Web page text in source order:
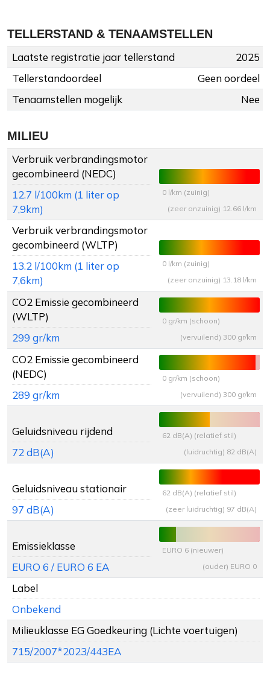
TELLERSTAND & TENAAMSTELLEN
Laatste registratie jaar tellerstand
2025
Tellerstandoordeel
Geen oordeel
Tenaamstellen mogelijk
Nee
MILIEU
Verbruik verbrandingsmotor
gecombineerd (NEDC)
12.7 l/100km (1 liter op
7,9km)
0 l/km (zuinig)
(zeer onzuinig) 12.66 l/km
Verbruik verbrandingsmotor
gecombineerd (WLTP)
13.2 l/100km (1 liter op
7,6km)
0 l/km (zuinig)
(zeer onzuinig) 13.18 l/km
CO2 Emissie gecombineerd
(WLTP)
299 gr/km
0 gr/km (schoon)
(vervuilend) 300 gr/km
CO2 Emissie gecombineerd
(NEDC)
289 gr/km
0 gr/km (schoon)
(vervuilend) 300 gr/km
Geluidsniveau rijdend
72 dB(A)
62 dB(A) (relatief stil)
(luidruchtig) 82 dB(A)
Geluidsniveau stationair
97 dB(A)
62 dB(A) (relatief stil)
(zeer luidruchtig) 97 dB(A)
Emissieklasse
EURO 6 / EURO 6 EA
EURO 6 (nieuwer)
(ouder) EURO 0
Label
Onbekend
Milieuklasse EG Goedkeuring (Lichte voertuigen)
715/2007*2023/443EA